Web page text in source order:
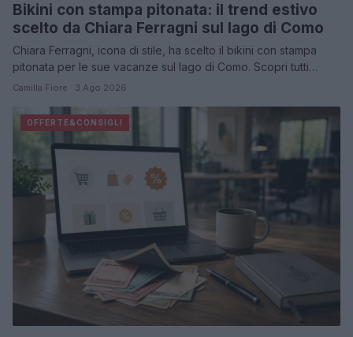
Bikini con stampa pitonata: il trend estivo
scelto da Chiara Ferragni sul lago di Como
Chiara Ferragni, icona di stile, ha scelto il bikini con stampa
pitonata per le sue vacanze sul lago di Como. Scopri tutti…
Camilla Fiore · 3 Ago 2026
OFFERTE&CONSIGLI